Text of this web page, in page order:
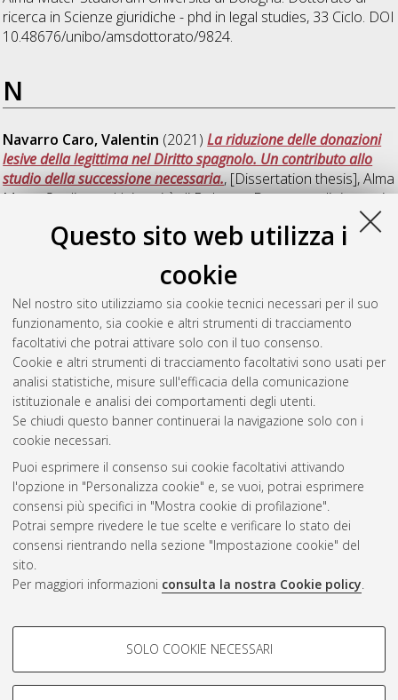
Questo sito web utilizza i
cookie
Nel nostro sito utilizziamo sia cookie tecnici necessari per il suo
funzionamento, sia cookie e altri strumenti di tracciamento
facoltativi che potrai attivare solo con il tuo consenso.
Cookie e altri strumenti di tracciamento facoltativi sono usati per
analisi statistiche, misure sull'efficacia della comunicazione
istituzionale e analisi dei comportamenti degli utenti.
Se chiudi questo banner continuerai la navigazione solo con i
cookie necessari.
Puoi esprimere il consenso sui cookie facoltativi attivando
l'opzione in "Personalizza cookie" e, se vuoi, potrai esprimere
consensi più specifici in "Mostra cookie di profilazione".
Potrai sempre rivedere le tue scelte e verificare lo stato dei
consensi rientrando nella sezione "Impostazione cookie" del
sito.
Per maggiori informazioni consulta la nostra Cookie policy.
COOKIE DI PROFILAZIONE -
Si tratta di cookie utilizzati per analizzare le caratteristiche della
SOLO COOKIE NECESSARI
ricerca in Scienze giuridiche - phd in legal studies, 33 Ciclo. DOI
10.48676/unibo/amsdottorato/9824.
N
Navarro Caro, Valentin (2021)La riduzione delle donazioni
lesive della legittima nel Diritto spagnolo. Un contributo allo
studio della successione necessaria., [Dissertation thesis], Alma
Mater Studiorum Università di Bologna. Dottorato di ricerca in
10.48676/unibo/amsdottorato/9775.
I danni punitivi nel sistema della
, [Dissertation thesis], Alma Mater
Studiorum Università di Bologna. Dottorato di ricerca in
Scienze giuridiche - phd in legal studies, 33 Ciclo. DOI
10.48676/unibo/amsdottorato/9554.
Questa lista e' stata generata ilFri Aug 7 20:30:59 2026 CEST
Atom
Rss 1.0
Rss 2.0
ISSN: 2038-7946
Impostazioni Cookie
Informativa sulla privacy
Condizioni d’uso del sito